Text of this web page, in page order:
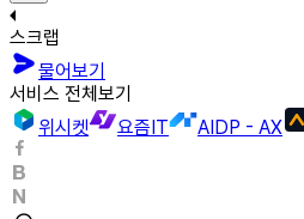
스크랩
물어보기
서비스 전체보기
위시켓
요즘IT AIDP - AX